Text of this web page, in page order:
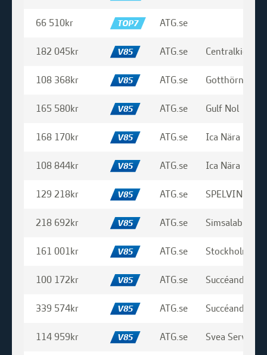
27 Oktober 2023
HANS G på Vinnarturné
28 Augusti 2023
HANS G på Vinnarturné
21 Juni 2023
HANS G på Vinnarturné
HANS G på Vinnarturné
HANS G på Vinnarturné
HANS G på Vinnarturné
66 510kr TOP7 ATG.se
182 045kr V85 ATG.se Centralkiosken
108 368kr V85 ATG.se Gotthörnan
165 580kr V85 ATG.se Gulf Nol
168 170kr V85 ATG.se Ica Nära
108 844kr V85 ATG.se Ica Nära
129 218kr V85 ATG.se SPELVINNARE
218 692kr V85 ATG.se Simsalabim
161 001kr V85 ATG.se Stockholms
100 172kr V85 ATG.se Succéandelar
339 574kr V85 ATG.se Succéandelar
114 959kr V85 ATG.se Svea Service